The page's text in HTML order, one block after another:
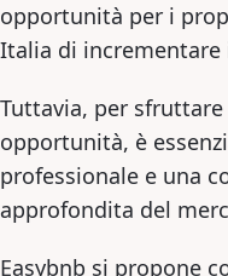
opportunità per i
Italia di incrementare
Tuttavia, per
opportunità, è
professionale e una
approfondita del
Easybnb si propone